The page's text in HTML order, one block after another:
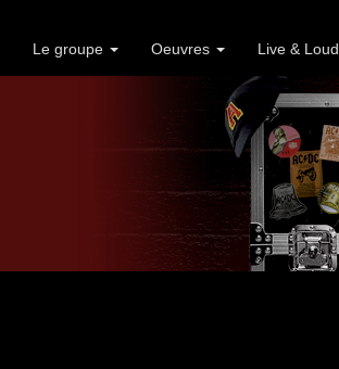
Le groupe Oeuvres Live & Loud